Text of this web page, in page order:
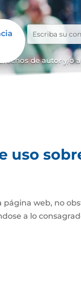
de autor y/o
uso
web, no
a lo